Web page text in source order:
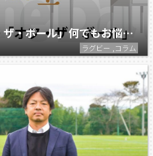
「小野澤宏時のオフ・ザ・ボール」何でもお悩み相談室（8）
ラグビー ,コラム